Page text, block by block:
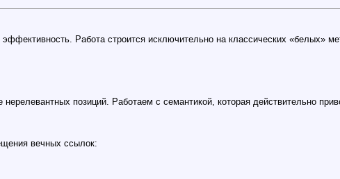
Работа строится исключительно на классических «белых»
позиций. Работаем с семантикой, которая действительно
вечных ссылок: